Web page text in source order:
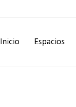
Inicio Espacios